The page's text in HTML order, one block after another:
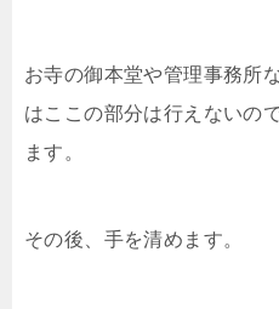
お寺の御本堂や管理事務所
はここの部分は行えないの
ます。
その後、手を清めます。